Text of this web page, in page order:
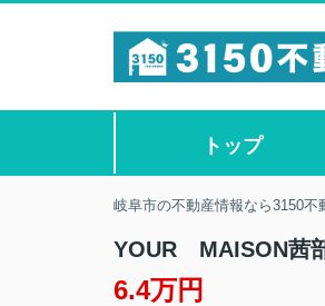
トップ
岐阜市の不動産情報なら3150不
YOUR MAISON茜
6.4万円